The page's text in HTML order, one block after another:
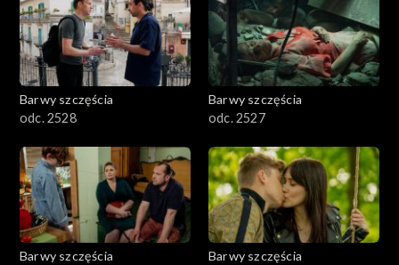
Barwy szczęścia
odc. 2528
Barwy szczęścia
odc. 2527
Barwy szczęścia
Barwy szczęścia